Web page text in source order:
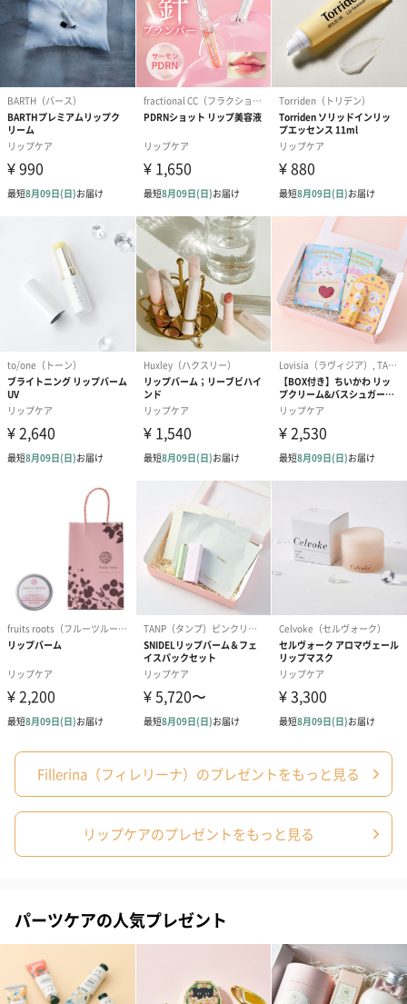
送りする際に人気のオプションです。お相手に直接手渡しする場
合は、紙袋との併用もおすすめです。
ダンボール装飾（ひま
わり）（720円）
ダンボール装飾（チュ
ーリップ）（720円）
ダンボール装
イトピンク×
ト）（580円）
お渡し用の紙袋です。
商品に合わせたサイズをお届けします。
メッセージカード（通常・写真・グリーティング）
誕生日や結婚祝い・出産祝いなど、様々なシーンのメッセージカ
メッセージカードや封筒のデザインは一部変更する場合がありま
す。
ンク（680円）
生花
Fillerina（フィレリーナ）のプレゼントをもっと見る
リップケアのプレゼントをもっと見る
パーツケアの人気プレゼント